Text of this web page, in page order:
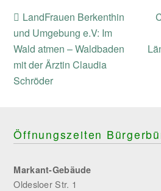
previous
post:
LandFrauen Berkenthin
und Umgebung e.V: Im
Wald atmen – Waldbaden
mit der Ärztin Claudia
Schröder
Öffnungszeiten
Markant-Gebäude
Oldesloer Str. 1